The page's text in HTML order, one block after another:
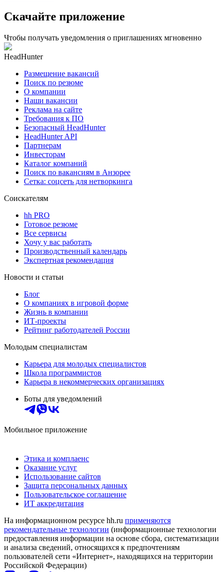
Скачайте приложение
Чтобы получать уведомления о приглашениях мгновенно
HeadHunter
Размещение вакансий
Поиск по резюме
О компании
Наши вакансии
Реклама на сайте
Требования к ПО
Безопасный HeadHunter
HeadHunter API
Партнерам
Инвесторам
Каталог компаний
Поиск по вакансиям в Анзорее
Сетка: соцсеть для нетворкинга
Соискателям
hh PRO
Готовое резюме
Все сервисы
Хочу у вас работать
Производственный календарь
Экспертная рекомендация
Новости и статьи
Блог
О компаниях в игровой форме
Жизнь в компании
ИТ-проекты
Рейтинг работодателей России
Молодым специалистам
Карьера для молодых специалистов
Школа программистов
Карьера в некоммерческих организациях
Боты для уведомлений
Мобильное приложение
Этика и комплаенс
Оказание услуг
Использование сайтов
Защита персональных данных
Пользовательское соглашение
ИТ аккредитация
На информационном ресурсе hh.ru применяются
рекомендательные технологии (информационные технологии
предоставления информации на основе сбора, систематизации
и анализа сведений, относящихся к предпочтениям
пользователей сети «Интернет», находящихся на территории
Российской Федерации)